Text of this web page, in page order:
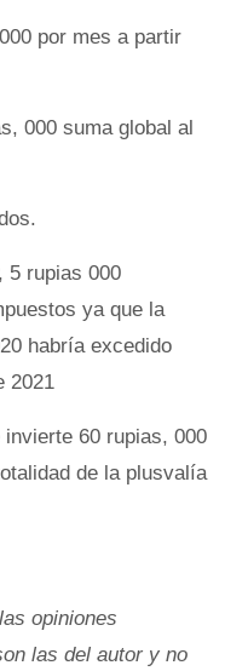
por mes a partir
000 suma global al
5 rupias 000
ya que la
habría excedido
2021
60 rupias, 000
de la plusvalía
opiniones
las del autor y no